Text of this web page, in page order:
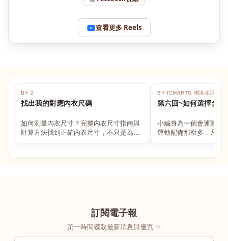
查看更多 Reels
BY 2
找出我的對應內衣尺碼
如何測量內衣尺寸？完整內衣尺寸指南與
計算方法找到正確內衣尺寸，不只是為了
BY ICMARTS 潮流生活百貨
第六回~如何選擇合適
小編身為一個會運動的
運動配備那麼多，凡舉
訂閱電子報
第一時間獲取最新消息與優惠 ✨